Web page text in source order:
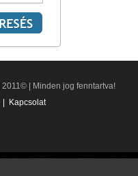
| 2011© | Minden jog fenntartva!
Kapcsolat